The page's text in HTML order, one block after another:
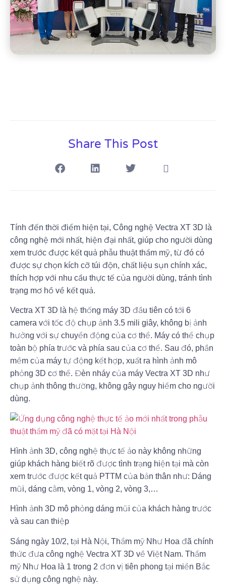
Share This Post
Tính đến thời điểm hiện tại, Công nghệ Vectra XT 3D là
công nghệ mới nhất, hiện đại nhất, giúp cho người dùng
xem trước được kết quả phẫu thuật thẩm mỹ, từ đó có
được sự chọn kích cỡ túi độn, chất liệu sụn chính xác,
thích hợp với nhu cầu thực tế của người dùng, tránh tình
trạng mơ hồ về kết quả.
Vectra XT 3D là hệ thống máy 3D đầu tiên có tới 6
camera với tốc độ chụp ảnh 3.5 mili giây, không bị ảnh
hưởng với sự chuyển động của cơ thể. Máy có thể chụp
toàn bộ phía trước và phía sau của cơ thể. Sau đó, phần
mềm của máy tự động kết hợp, xuất ra hình ảnh mô
phỏng 3D cơ thể. Đèn nháy của máy Vectra XT 3D như
chụp ảnh thông thường, không gây nguy hiểm cho người
dùng.
Hình ảnh 3D, công nghệ thực tế ảo này không những
giúp khách hàng biết rõ được tình trạng hiện tại mà còn
xem trước được kết quả PTTM của bản thân như: Dáng
mũi, dáng cằm, vòng 1, vòng 2, vòng 3,…
Hình ảnh 3D mô phỏng dáng mũi của khách hàng trước
và sau can thiệp
Sáng ngày 10/2, tại Hà Nội, Thẩm mỹ Như Hoa đã chính
thức đưa công nghệ Vectra XT 3D về Việt Nam. Thẩm
mỹ Như Hoa là 1 trong 2 đơn vị tiên phong tại miền Bắc
sử dụng công nghệ này.